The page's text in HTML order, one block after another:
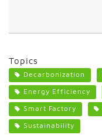
Topics
Decarbonization
Energy Efficiency
Smart Factory
Sustainability